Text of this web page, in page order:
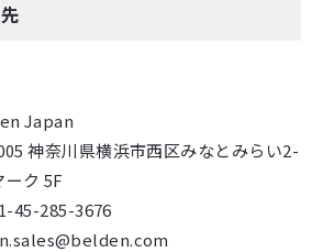
Japan
神奈川県横浜市西区みなとみらい2-
ク 5F
45-285-3676